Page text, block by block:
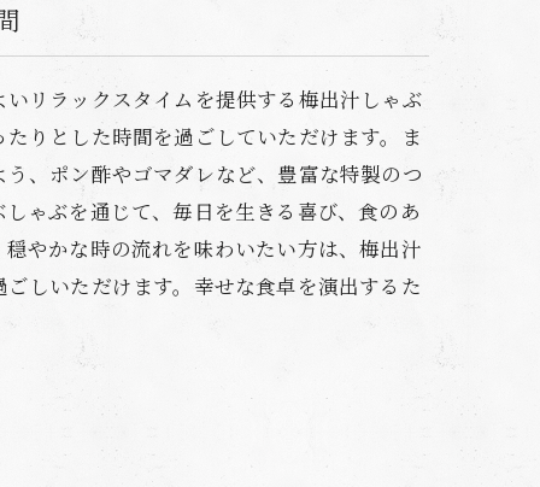
リラックスタイムを提供する梅出汁しゃぶ
りとした時間を過ごしていただけます。ま
、ポン酢やゴマダレなど、豊富な特製のつ
ゃぶを通じて、毎日を生きる喜び、食のあ
やかな時の流れを味わいたい方は、梅出汁
しいただけます。幸せな食卓を演出するた